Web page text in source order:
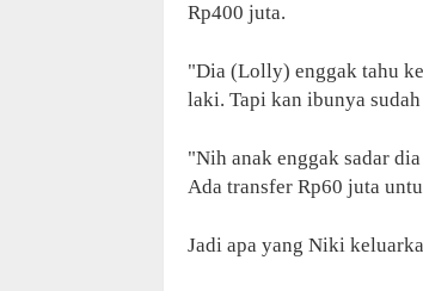
Rp400 juta.
"Dia (Lolly) enggak tahu
laki. Tapi kan ibunya
"Nih anak enggak sadar
Ada transfer Rp60 juta
Jadi apa yang Niki